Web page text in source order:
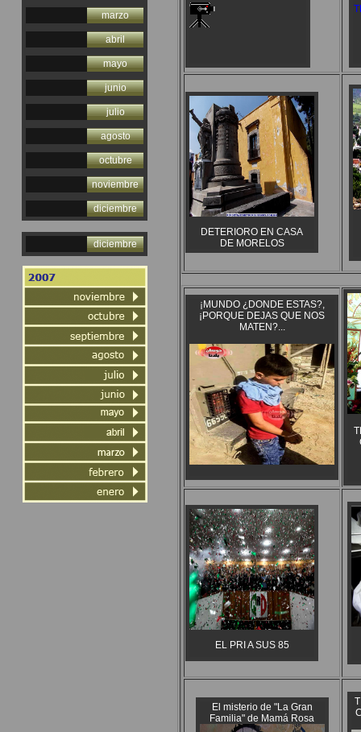
marzo
abril
mayo
junio
julio
agosto
octubre
noviembre
diciembre
diciembre
DETERIORO EN CASA
DE MORELOS
¡MUNDO ¿DONDE ESTAS?,
¡PORQUE DEJAS QUE NOS
MATEN?...
EL PRI A SUS 85
El misterio de "La Gran
Familia" de Mamá Rosa